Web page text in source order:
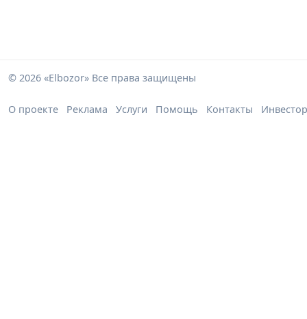
© 2026 «Elbozor» Все права защищены
О проекте Реклама Услуги Помощь Контакты